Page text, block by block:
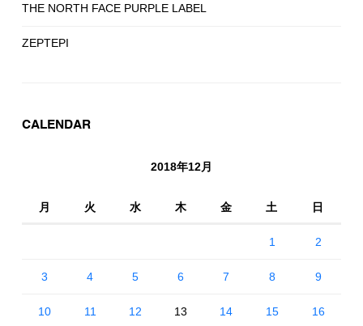
THE NORTH FACE PURPLE LABEL
ZEPTEPI
CALENDAR
2018年12月
月 火 水 木 金 土 日
1 2
3 4 5 6 7 8 9
10 11 12 13 14 15 16